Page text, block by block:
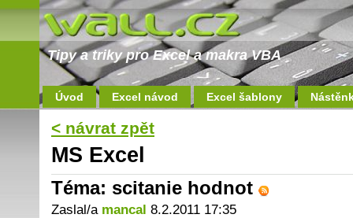
Tipy a triky pro Excel a makra VBA
Úvod Excel návod Excel šablony
< návrat zpět
MS Excel
Téma: scitanie hodnot
Zaslal/a mancal 8.2.2011 17:35